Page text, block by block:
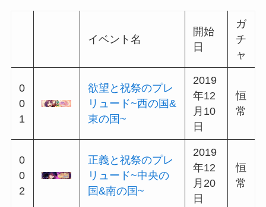
を馳せて
2022
年9月
11日
0
7
4
ネサンス
2022
年10
月1日
5
西の国~
年10
月12